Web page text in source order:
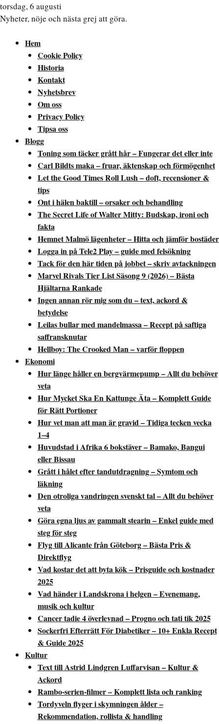
torsdag, 6 augusti
Nyheter, nöje och nästa grej att göra.
Hem
Cookie Policy
Historia
Kontakt
Nyhetsbrev
Om oss
Privacy Policy
Tipsa oss
Blogg
Toning som täcker grått hår – Fungerar det eller inte
Carl Bildts maka – fruar, äktenskap och förmögenhet
Let the Good Times Roll Lush – doft, recensioner &
tips
Ont i hälen baktill – orsaker och behandling
The Secret Life of Walter Mitty: Budskap, ironi och
fakta
Hemnet Malmö lägenheter – Hitta och jämför bostäder
Logga in på Tele2 Play – guide med felsökning
Tack för den här tiden på jobbet – skriv avtackningen
Marvel Rivals Tier List Säsong 9 (2026) – Bästa
Hjältarna Rankade
Ingen annan rör mig som du – text, ackord &
betydelse
Leilas bullar med mandelmassa – Recept på saftiga
saffransknutar
Hellboy: The Crooked Man – varför floppen
Ekonomi
Hur länge håller en bergvärmepump – Allt du behöver
veta
Hur Mycket Ska En Kattunge Äta – Komplett Guide
för Rätt Portioner
Hur vet man att man är gravid – Tidiga tecken vecka
1–4
Huvudstad i Afrika 6 bokstäver – Bamako, Bangui
eller Bissau
Grått i hålet efter tandutdragning – Symtom och
läkning
Den otroliga vandringen svenskt tal – Allt du behöver
veta
Göra egna ljus av gammalt stearin – Enkel guide med
steg för steg
Flyg till Alicante från Göteborg – Bästa Pris &
Direktflyg
Vad kostar det att byta kök – Prisguide och kostnader
2025
Vad händer i Landskrona i helgen – Evenemang,
musik och kultur
Cancer tadie 4 överlevnad – Progno och tati tik 2025
Sockerfri Efterrätt För Diabetiker – 10+ Enkla Recept
& Guide 2025
Kultur
Text till Astrid Lindgren Luffarvisan – Kultur &
Ackord
Rambo-serien-filmer – Komplett lista och ranking
Tordyveln flyger i skymningen ålder –
Rekommendation, rollista & handling